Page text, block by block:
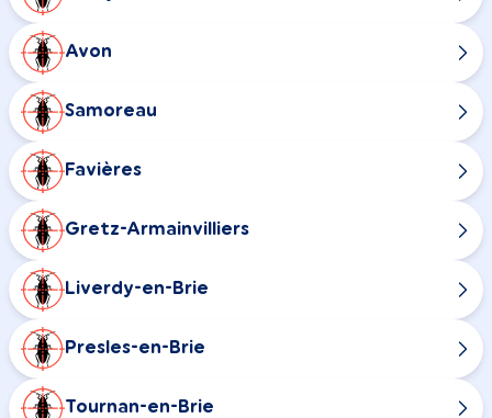
Avon
Samoreau
Favières
Gretz-Armainvilliers
Liverdy-en-Brie
Presles-en-Brie
Tournan-en-Brie